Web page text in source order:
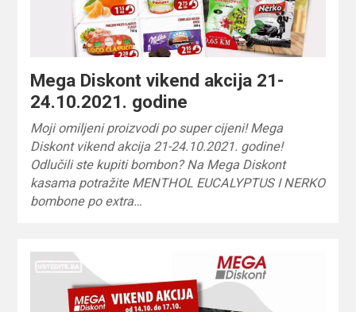
Mega Diskont vikend akcija 21-
24.10.2021. godine
Moji omiljeni proizvodi po super cijeni! Mega
Diskont vikend akcija 21-24.10.2021. godine!
Odlučili ste kupiti bombon? Na Mega Diskont
kasama potražite MENTHOL EUCALYPTUS I NERKO
bombone po extra…